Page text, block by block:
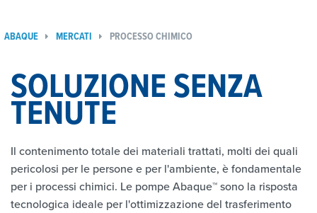
ABAQUE MERCATI PROCESSO CHIMICO
SOLUZIONE SENZA
TENUTE
Il contenimento totale dei materiali trattati, molti dei quali
pericolosi per le persone e per l'ambiente, è fondamentale
per i processi chimici. Le pompe Abaque™ sono la risposta
tecnologica ideale per l'ottimizzazione del trasferimento